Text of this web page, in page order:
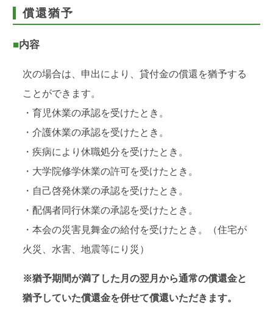
償還猶予
■内容
次の場合は、申出により、貸付金の償還を猶予する
ことができます。
・育児休業の承認を受けたとき。
・介護休業の承認を受けたとき。
・疾病により休職処分を受けたとき。
・大学院修学休業の許可を受けたとき。
・自己啓発休業の承認を受けたとき。
・配偶者同行休業の承認を受けたとき。
・本会の災害見舞金の給付を受けたとき。（住宅が
火災、水害、地震等にり災）
※猶予期間が満了した月の翌月から通常の償還金と
猶予していた償還金を併せて償還いただきます。